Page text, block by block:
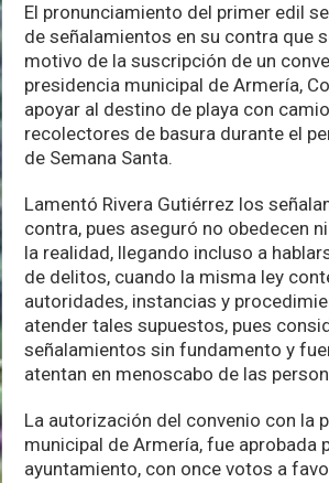
en
beneficio
de
habitantes
y
visitantes
Colima
El pronunciamiento del primer edil
de señalamientos en su contra que
motivo de la suscripción de un
presidencia municipal de Armería,
apoyar al destino de playa con
recolectores de basura durante el
de Semana Santa.
Lamentó Rivera Gutiérrez los
contra, pues aseguró no obedecen
la realidad, llegando incluso a
de delitos, cuando la misma ley
autoridades, instancias y
atender tales supuestos, pues
señalamientos sin fundamento y
atentan en menoscabo de las
La autorización del convenio con la
municipal de Armería, fue aprobada
ayuntamiento, con once votos a